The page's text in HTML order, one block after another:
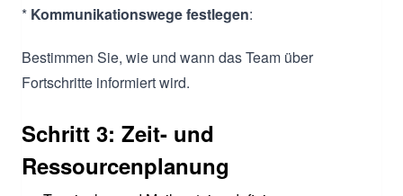
* Kommunikationswege festlegen:
Bestimmen Sie, wie und wann das Team über
Fortschritte informiert wird.
Schritt 3: Zeit- und
Ressourcenplanung